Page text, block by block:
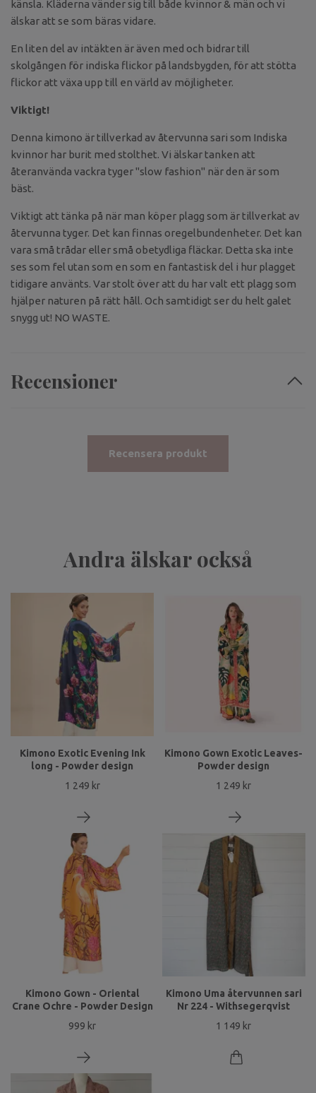
känsla. Kläderna vänder sig till både kvinnor & män och vi
älskar att se som bäras vidare.
En liten del av intäkten är även med och bidrar till
skolgången för indiska flickor på landsbygden, för att stötta
flickor att växa upp till en värld av möjligheter.
Viktigt!
Denna kimono är tillverkad av återvunna sari som Indiska
kvinnor har burit med stolthet. Vi älskar tanken att
återanvända vackra tyger "slow fashion" när den är som
bäst.
Viktigt att tänka på när man köper plagg som är tillverkat av
återvunna tyger. Det kan finnas oregelbundenheter. Det kan
vara små trådar eller små obetydliga fläckar. Detta ska inte
ses som fel utan som en som en fantastisk del i hur plagget
tidigare använts. Var stolt över att du har valt ett plagg som
hjälper naturen på rätt håll. Och samtidigt ser du helt galet
snygg ut! NO WASTE.
Recensioner
Recensera produkt
Andra älskar också
Kimono Exotic Evening Ink
long - Powder design
1 249 kr
Kimono Gown Exotic Leaves-
Powder design
1 249 kr
Kimono Gown - Oriental
Crane Ochre - Powder Design
999 kr
Kimono Uma återvunnen sari
Nr 224 - Withsegerqvist
1 149 kr